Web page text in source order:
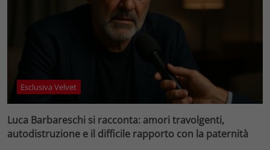
Esclusiva Velvet
Luca Barbareschi si racconta: amori travolgenti,
autodistruzione e il difficile rapporto con la paternità